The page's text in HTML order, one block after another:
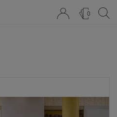
0